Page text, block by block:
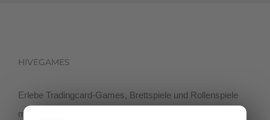
HIVEGAMES
Erlebe Tradingcard-Games, Brettspiele und Rollenspiele
mit einer netten Community in der Klagenfurter Innenstadt!